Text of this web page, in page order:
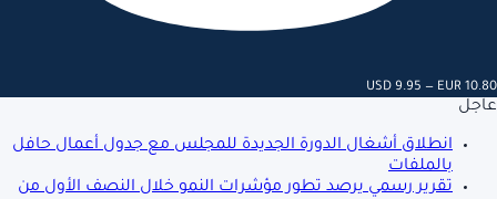
USD 9.95 — EUR 10.80
عاجل
انطلاق أشغال الدورة الجديدة للمجلس مع جدول أعمال حافل
بالملفات
تقرير رسمي يرصد تطور مؤشرات النمو خلال النصف الأول من